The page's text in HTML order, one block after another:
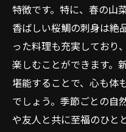
季節ごとの料
京都御池の和
特徴です。特に、春の山
香ばしい桜鯛の刺身は絶
った料理も充実しており
楽しむことができます。
堪能することで、心も体
でしょう。季節ごとの自
や友人と共に至福のひと